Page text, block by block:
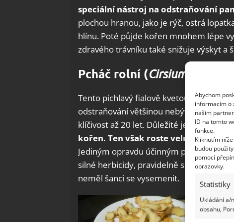
Abychom
informacím o
našim
ID na tomto
funkce.
Kliknutím
budou
pomocí
obrazovky.
Statistiky
Ukládání a/
obsahu,
speciální nástroj na odstraňování
plochou hranou, jako je rýč, ostrá
hlínu. Poté půjde kořen mnohem lépe
zdravého trávníku také snižuje výskyt a
Pcháč rolní (Cirsium arvense
Tento pichlavý fialově kvetoucí plevel
odstraňování většinou nebývá 100%
klíčivost až 20 let. Důležité je nenechat
kořen. Ten však roste velmi hluboko
Jediným opravdu účinným
silné herbicidy, pravidelně sekejte
neměl šanci se vysemenit.